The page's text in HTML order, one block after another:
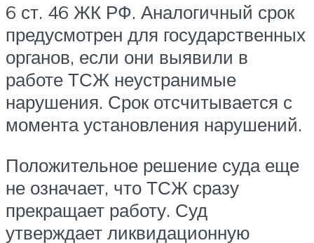
6 ст. 46 ЖК РФ. Аналогичный срок
предусмотрен для государственных
органов, если они выявили в
работе ТСЖ неустранимые
нарушения. Срок отсчитывается с
момента установления нарушений.
Положительное решение суда еще
не означает, что ТСЖ сразу
прекращает работу. Суд
утверждает ликвидационную